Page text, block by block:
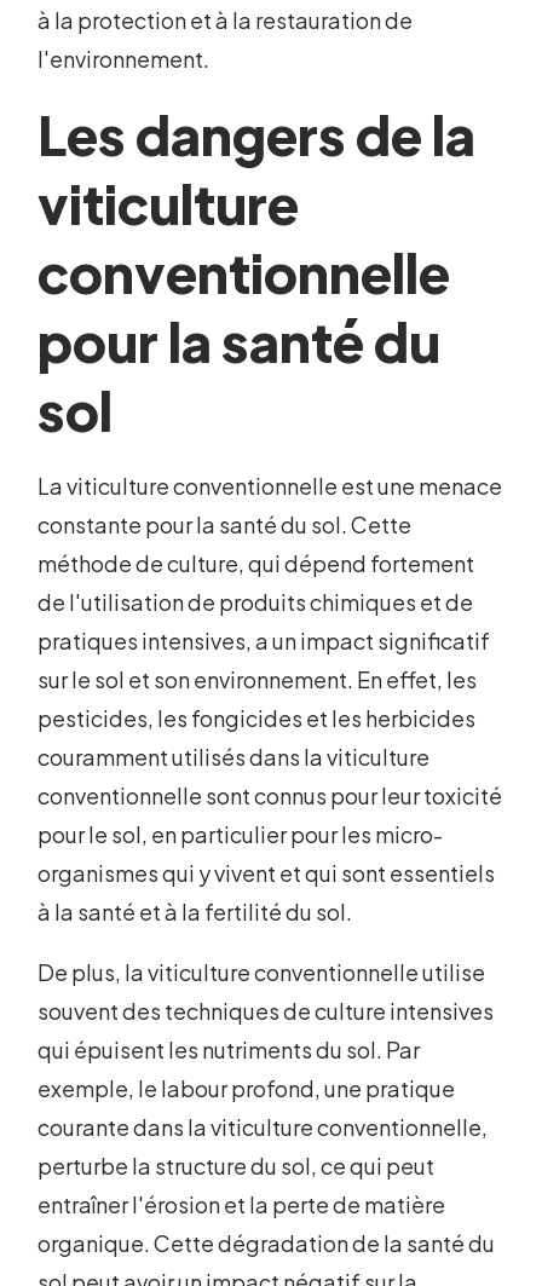
à la protection et à la restauration de
l'environnement.
Les dangers de la
viticulture
conventionnelle
pour la santé du
sol
La viticulture conventionnelle est une menace
constante pour la santé du sol. Cette
méthode de culture, qui dépend fortement
de l'utilisation de produits chimiques et de
pratiques intensives, a un impact significatif
sur le sol et son environnement. En effet, les
pesticides, les fongicides et les herbicides
couramment utilisés dans la viticulture
conventionnelle sont connus pour leur toxicité
pour le sol, en particulier pour les micro-
organismes qui y vivent et qui sont essentiels
à la santé et à la fertilité du sol.
De plus, la viticulture conventionnelle utilise
souvent des techniques de culture intensives
qui épuisent les nutriments du sol. Par
exemple, le labour profond, une pratique
courante dans la viticulture conventionnelle,
perturbe la structure du sol, ce qui peut
entraîner l'érosion et la perte de matière
organique. Cette dégradation de la santé du